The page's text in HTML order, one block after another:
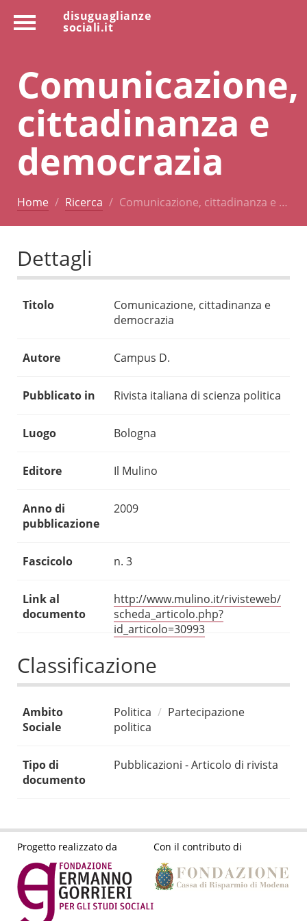
disuguaglianze
sociali.it
Comunicazione,
cittadinanza e
democrazia
Home Ricerca Comunicazione, cittadinanza e …
Dettagli
Titolo
Comunicazione, cittadinanza e
democrazia
Autore Campus D.
Pubblicato in Rivista italiana di scienza politica
Luogo Bologna
Editore Il Mulino
Anno di
pubblicazione
2009
Fascicolo n. 3
Link al
documento
http://www.mulino.it/rivisteweb/
scheda_articolo.php?
id_articolo=30993
Classificazione
Ambito
Sociale
Politica
Partecipazione
politica
Tipo di
documento
Pubblicazioni - Articolo di rivista
Progetto realizzato da Con il contributo di